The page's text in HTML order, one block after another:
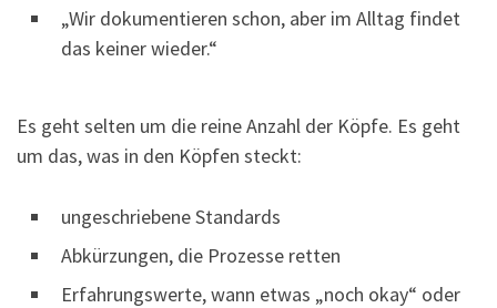
„Wir dokumentieren schon, aber im Alltag findet
das keiner wieder.“
Es geht selten um die reine Anzahl der Köpfe. Es geht
um das, was in den Köpfen steckt:
ungeschriebene Standards
Abkürzungen, die Prozesse retten
Erfahrungswerte, wann etwas „noch okay“ oder